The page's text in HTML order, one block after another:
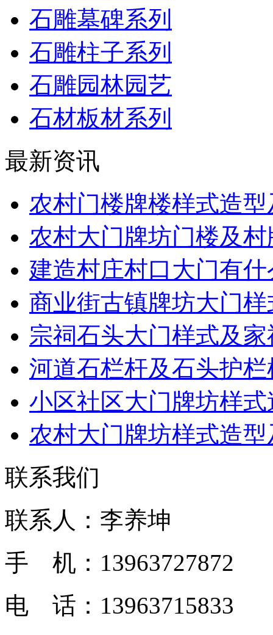
石雕墓碑系列
石雕柱子系列
石雕园林园艺
石材板材系列
最新资讯
农村门楼牌楼样式造
农村大门牌坊门楼及
建造村庄村口大门有
商业街古镇牌坊大门
宗祠石头大门样式及
河道石栏杆及石头护
小区社区大门牌坊样
农村大门牌坊样式造
联系我们
联系人：李养坤
手 机：13963727872
电 话：13963715833